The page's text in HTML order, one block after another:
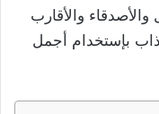
والأقارب
بإستخدام أجمل